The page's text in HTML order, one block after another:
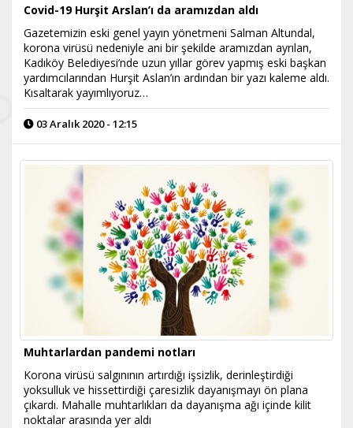
Covid-19 Hurşit Arslan’ı da aramızdan aldı
Gazetemizin eski genel yayın yönetmeni Salman Altundal,
korona virüsü nedeniyle ani bir şekilde aramızdan ayrılan,
Kadıköy Belediyesi’nde uzun yıllar görev yapmış eski başkan
yardımcılarından Hurşit Aslan’ın ardından bir yazı kaleme aldı.
Kısaltarak yayımlıyoruz…
03 Aralık 2020 - 12:15
Muhtarlardan pandemi notları
Korona virüsü salgınının artırdığı işsizlik, derinleştirdiği
yoksulluk ve hissettirdiği çaresizlik dayanışmayı ön plana
çıkardı. Mahalle muhtarlıkları da dayanışma ağı içinde kilit
noktalar arasında yer aldı